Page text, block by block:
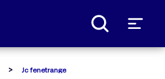
Jc fenetrange